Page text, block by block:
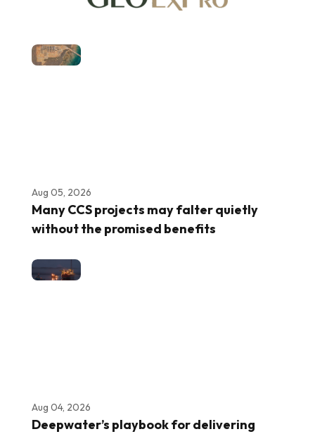
Aug 05, 2026
Many CCS projects may falter quietly
without the promised benefits
Aug 04, 2026
Deepwater’s playbook for delivering